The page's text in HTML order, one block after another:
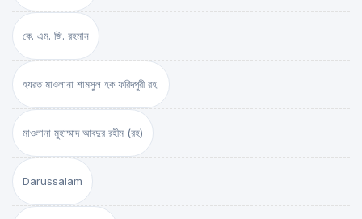
কে. এম. জি. রহমান
হযরত মাওলানা শামসুল হক ফরিদপুরী রহ.
মাওলানা মুহাম্মাদ আবদুর রহীম (রহ)
Darussalam